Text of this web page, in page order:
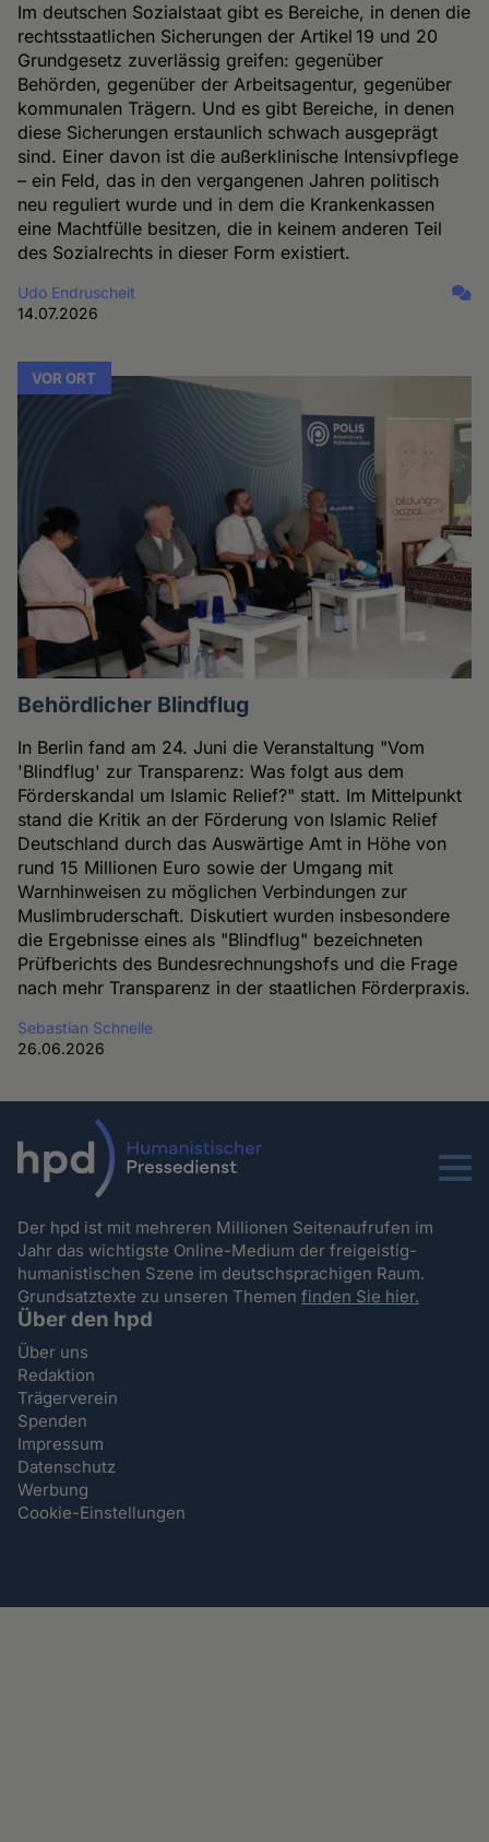
Im deutschen Sozialstaat gibt es Bereiche, in denen die
rechtsstaatlichen Sicherungen der Artikel 19 und 20
Grundgesetz zuverlässig greifen: gegenüber
Behörden, gegenüber der Arbeitsagentur, gegenüber
kommunalen Trägern. Und es gibt Bereiche, in denen
diese Sicherungen erstaunlich schwach ausgeprägt
sind. Einer davon ist die außerklinische Intensivpflege
– ein Feld, das in den vergangenen Jahren politisch
neu reguliert wurde und in dem die Krankenkassen
eine Machtfülle besitzen, die in keinem anderen Teil
des Sozialrechts in dieser Form existiert.
Udo Endruscheit
14.07.2026
VOR ORT
Behördlicher Blindflug
In Berlin fand am 24. Juni die Veranstaltung "Vom
'Blindflug' zur Transparenz: Was folgt aus dem
Förderskandal um Islamic Relief?" statt. Im Mittelpunkt
stand die Kritik an der Förderung von Islamic Relief
Deutschland durch das Auswärtige Amt in Höhe von
rund 15 Millionen Euro sowie der Umgang mit
Warnhinweisen zu möglichen Verbindungen zur
Muslimbruderschaft. Diskutiert wurden insbesondere
die Ergebnisse eines als "Blindflug" bezeichneten
Prüfberichts des Bundesrechnungshofs und die Frage
nach mehr Transparenz in der staatlichen Förderpraxis.
Sebastian Schnelle
26.06.2026
Menu
Der hpd ist mit mehreren Millionen Seitenaufrufen im
Jahr das wichtigste Online-Medium der freigeistig-
humanistischen Szene im deutschsprachigen Raum.
Grundsatztexte zu unseren Themenfinden Sie hier.
Über den hpd
Über uns
Redaktion
Trägerverein
Spenden
Impressum
Datenschutz
Werbung
Cookie-Einstellungen